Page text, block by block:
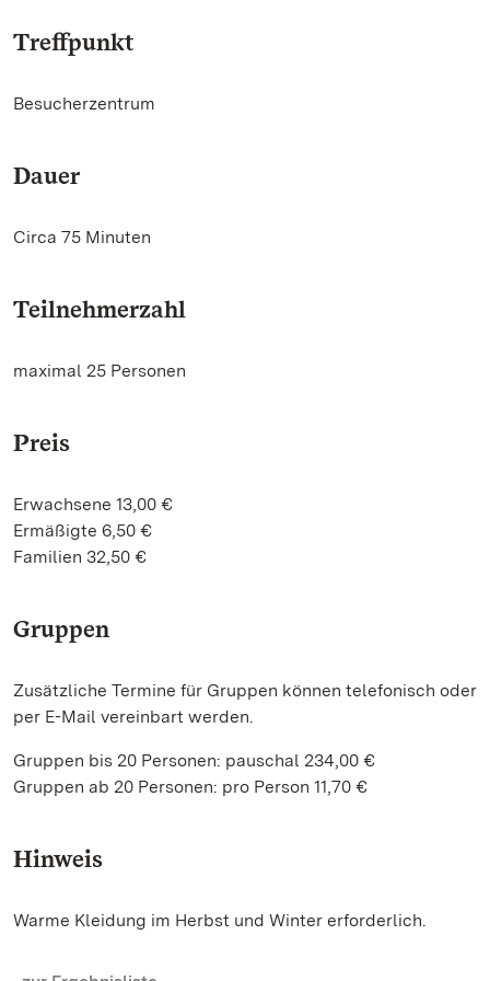
Treffpunkt
Besucherzentrum
Dauer
Circa 75 Minuten
Teilnehmerzahl
maximal 25 Personen
Preis
Erwachsene 13,00 €
Ermäßigte 6,50 €
Familien 32,50 €
Gruppen
Zusätzliche Termine für Gruppen können telefonisch oder
per E-Mail vereinbart werden.
Gruppen bis 20 Personen: pauschal 234,00 €
Gruppen ab 20 Personen: pro Person 11,70 €
Hinweis
Warme Kleidung im Herbst und Winter erforderlich.